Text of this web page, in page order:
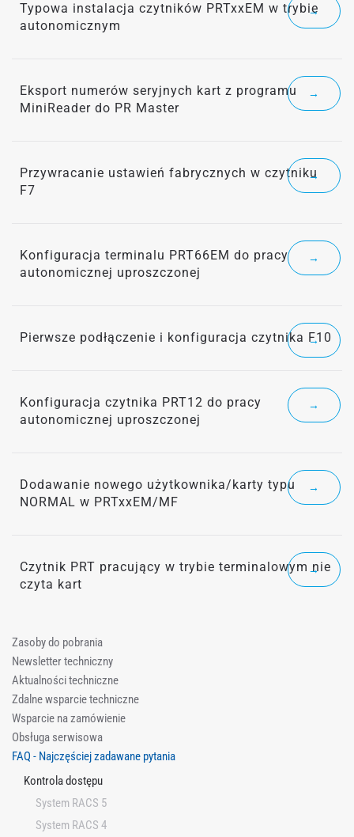
Zasoby do pobrania
Newsletter techniczny
Aktualności techniczne
Zdalne wsparcie techniczne
Wsparcie na zamówienie
Obsługa serwisowa
FAQ - Najczęściej zadawane pytania
Kontrola dostępu
System RACS 5
System RACS 4
Typowa instalacja czytników PRTxxEM w trybie
autonomicznym
→
Eksport numerów seryjnych kart z programu
MiniReader do PR Master
→
Przywracanie ustawień fabrycznych w czytniku
F7
→
Konfiguracja terminalu PRT66EM do pracy
autonomicznej uproszczonej
→
Pierwsze podłączenie i konfiguracja czytnika F10
→
Konfiguracja czytnika PRT12 do pracy
autonomicznej uproszczonej
→
Dodawanie nowego użytkownika/karty typu
NORMAL w PRTxxEM/MF
→
Czytnik PRT pracujący w trybie terminalowym nie
czyta kart
→